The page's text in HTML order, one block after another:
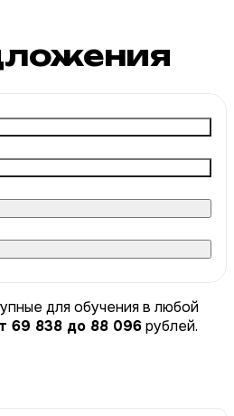
для обучения в любой
69 838 до 88 096рублей.